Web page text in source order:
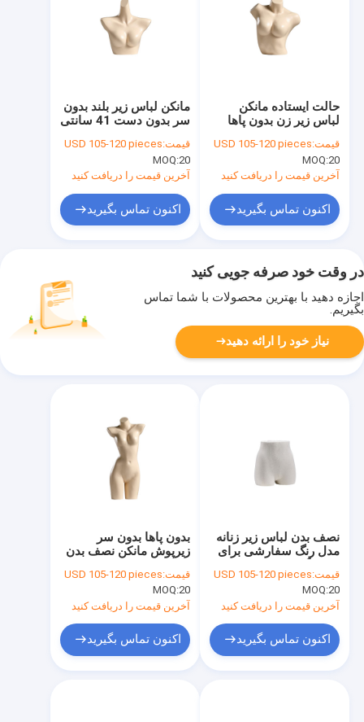
مانکن لباس زیر بلند بدون
سر بدون دست 41 سانتی
سینه
قیمت:USD 105-120 pieces
MOQ:20
آخرین قیمت را دریافت کنید
اکنون تماس بگیرید
حالت ایستاده مانکن
لباس زیر زن بدون پاها
قیمت:USD 105-120 pieces
MOQ:20
آخرین قیمت را دریافت کنید
اکنون تماس بگیرید
در وقت خود صرفه جویی کنید
اجازه دهید با بهترین محصولات با شما تماس
بگیریم.
نیاز خود را ارائه دهید
بدون پاها بدون سر
زیرپوش مانکن نصف بدن
قیمت:USD 105-120 pieces
MOQ:20
آخرین قیمت را دریافت کنید
اکنون تماس بگیرید
نصف بدن لباس زیر زنانه
مدل رنگ سفارشی برای
قیمت:USD 105-120 pieces
MOQ:20
آخرین قیمت را دریافت کنید
اکنون تماس بگیرید